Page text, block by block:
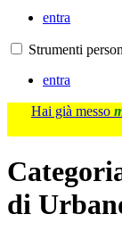
entra
Strumenti
entra
Hai già messo
di